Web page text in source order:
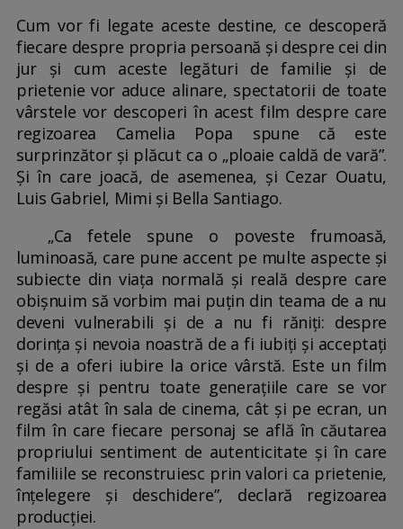
Cum vor fi legate aceste destine, ce descoperă
fiecare despre propria persoană și despre cei din
jur și cum aceste legături de familie și de
prietenie vor aduce alinare, spectatorii de toate
vârstele vor descoperi în acest film despre care
regizoarea Camelia Popa spune că este
surprinzător și plăcut ca o „ploaie caldă de vară”.
Și în care joacă, de asemenea, și Cezar Ouatu,
Luis Gabriel, Mimi și Bella Santiago.
„Ca fetele spune o poveste frumoasă,
luminoasă, care pune accent pe multe aspecte și
subiecte din viața normală și reală despre care
obișnuim să vorbim mai puțin din teama de a nu
deveni vulnerabili și de a nu fi răniți: despre
dorința și nevoia noastră de a fi iubiți și acceptați
și de a oferi iubire la orice vârstă. Este un film
despre și pentru toate generațiile care se vor
regăsi atât în sala de cinema, cât și pe ecran, un
film în care fiecare personaj se află în căutarea
propriului sentiment de autenticitate și în care
familiile se reconstruiesc prin valori ca prietenie,
înțelegere și deschidere”, declară regizoarea
producției.